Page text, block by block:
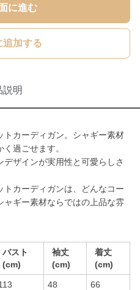
に進む
追加する
説明
カーディガン。シャギー素材
過ごせます。
ザインが実用性と可愛らしさ
カーディガンは、どんなコー
ギー素材ならではの上品な雰
バスト
(cm)
袖丈
(cm)
着丈
(cm)
48 66